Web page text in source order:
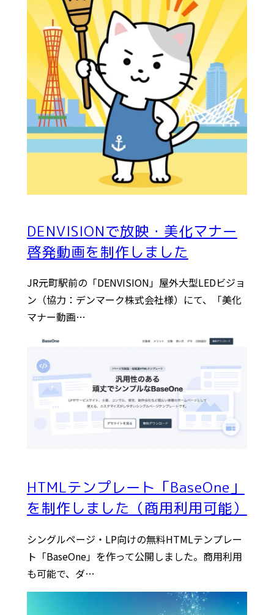
DENVISIONで放映・美化マナー
啓発動画を制作しました
JR元町駅前の「DENVISION」屋外大型LEDビジョ
ン（協力：デンマーク株式会社様）にて、「美化
マナー動画…
HTMLテンプレート「BaseOne」
を制作しました（商用利用可能）
シングルページ・LP向けの無料HTMLテンプレー
ト「BaseOne」を作って公開しました。商用利用
も可能で、ダ…